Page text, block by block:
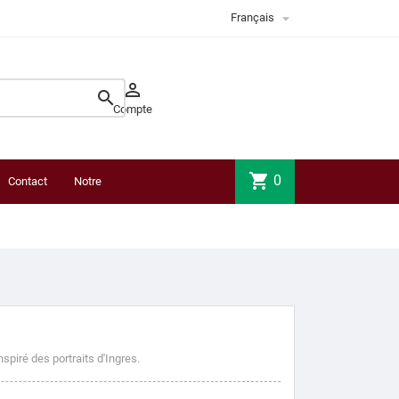
Français 
 
Compte
Contact Notre shopping_cart 0
des portraits d'Ingres.